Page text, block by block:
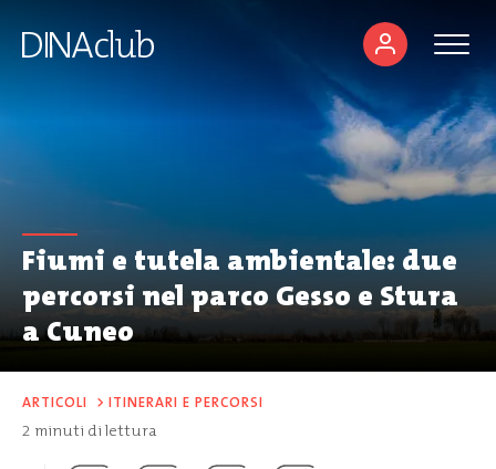
Fiumi e tutela ambientale: due
percorsi nel parco Gesso e Stura
a Cuneo
ARTICOLI > ITINERARI E PERCORSI
2 minuti di lettura